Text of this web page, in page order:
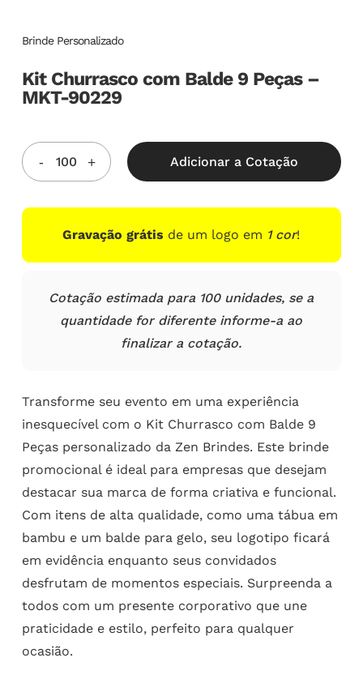
Brinde Personalizado
Kit Churrasco com Balde 9 Peças –
MKT-90229
Adicionar a Cotação
Gravação grátis de um logo em 1 cor!
Cotação estimada para 100 unidades, se a
quantidade for diferente informe-a ao
finalizar a cotação.
Transforme seu evento em uma experiência
inesquecível com o Kit Churrasco com Balde 9
Peças personalizado da Zen Brindes. Este brinde
promocional é ideal para empresas que desejam
destacar sua marca de forma criativa e funcional.
Com itens de alta qualidade, como uma tábua em
bambu e um balde para gelo, seu logotipo ficará
em evidência enquanto seus convidados
desfrutam de momentos especiais. Surpreenda a
todos com um presente corporativo que une
praticidade e estilo, perfeito para qualquer
ocasião.